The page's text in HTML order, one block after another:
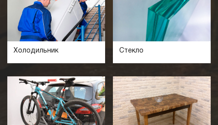
Холодильник Стекло